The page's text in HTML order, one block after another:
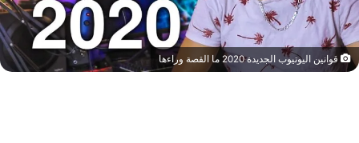
قوانين اليوتيوب الجديدة 2020 ما القصة وراءها